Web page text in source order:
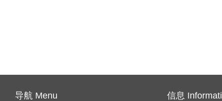
导航 Menu 信息